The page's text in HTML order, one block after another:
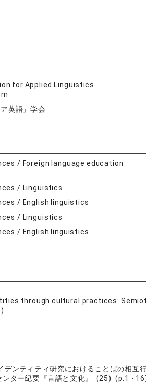
for Applied Linguistics
英語」学会
/ Foreign language education
/ Linguistics
/ English linguistics
/ Linguistics
/ English linguistics
through cultural practices:
デンティティ研究におけることばの相互
ンター紀要『言語と文化』 (25) (p.1 -